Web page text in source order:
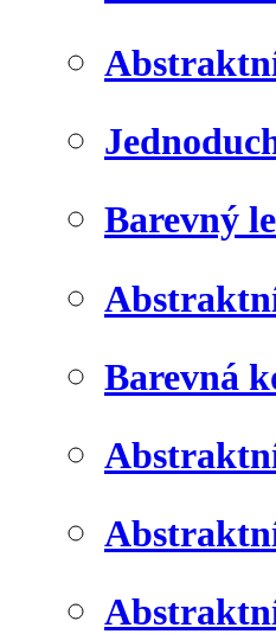
Barevný
Barevná